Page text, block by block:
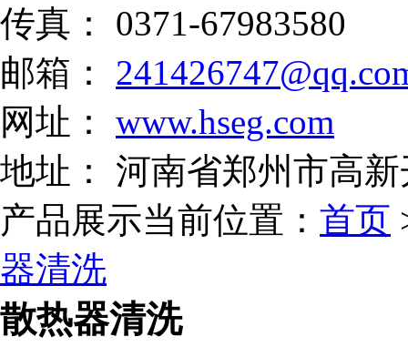
传真： 0371-67983580
邮箱：
网址： www.hseg.com
地址： 河南省郑州市高
产品展示当前位置： 首页
器清洗
散热器清洗